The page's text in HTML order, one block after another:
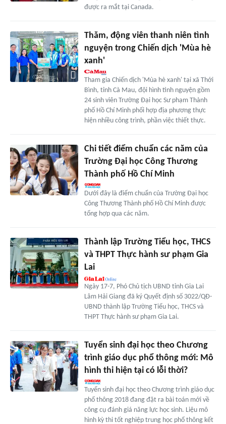
được ra mắt tại Canada.
Thăm, động viên thanh niên tình
nguyện trong Chiến dịch 'Mùa hè
xanh'
Tham gia Chiến dịch 'Mùa hè xanh' tại xã Thới
Bình, tỉnh Cà Mau, đội hình tình nguyện gồm
24 sinh viên Trường Đại học Sư phạm Thành
phố Hồ Chí Minh phối hợp địa phương thực
hiện nhiều công trình, phần việc thiết thực.
Chi tiết điểm chuẩn các năm của
Trường Đại học Công Thương
Thành phố Hồ Chí Minh
Dưới đây là điểm chuẩn của Trường Đại học
Công Thương Thành phố Hồ Chí Minh được
tổng hợp qua các năm.
Thành lập Trường Tiểu học, THCS
và THPT Thực hành sư phạm Gia
Lai
Ngày 17-7, Phó Chủ tịch UBND tỉnh Gia Lai
Lâm Hải Giang đã ký Quyết định số 3022/QĐ-
UBND thành lập Trường Tiểu học, THCS và
THPT Thực hành sư phạm Gia Lai.
Tuyển sinh đại học theo Chương
trình giáo dục phổ thông mới: Mô
hình thi hiện tại có lỗi thời?
Tuyển sinh đại học theo Chương trình giáo dục
phổ thông 2018 đang đặt ra bài toán mới về
công cụ đánh giá năng lực học sinh. Liệu mô
hình kỳ thi tốt nghiệp trung học phổ thông kết